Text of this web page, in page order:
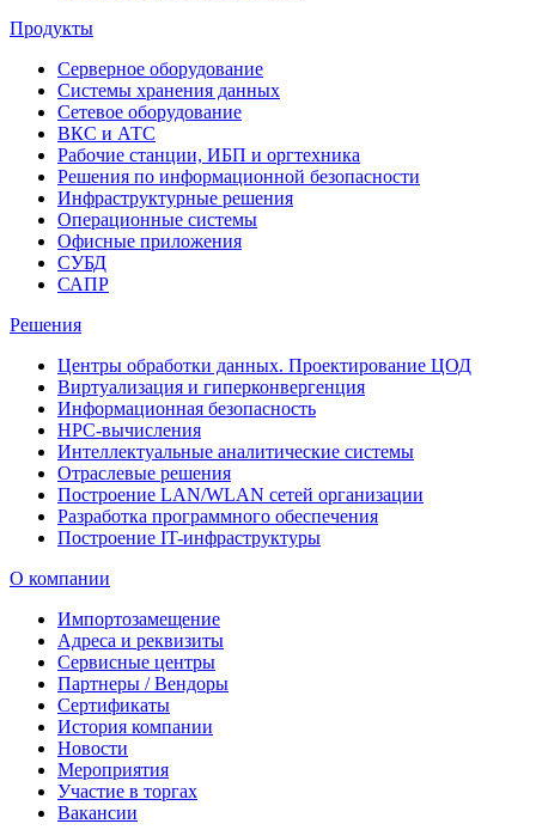
Продукты
Серверное оборудование
Системы хранения данных
Сетевое оборудование
ВКС и АТС
Рабочие станции, ИБП и оргтехника
Решения по информационной безопасности
Инфраструктурные решения
Операционные системы
Офисные приложения
СУБД
САПР
Решения
Центры обработки данных. Проектирование ЦОД
Виртуализация и гиперконвергенция
Информационная безопасность
HPC-вычисления
Интеллектуальные аналитические системы
Отраслевые решения
Построение LAN/WLAN сетей организации
Разработка программного обеспечения
Построение IT-инфраструктуры
О компании
Импортозамещение
Адреса и реквизиты
Сервисные центры
Партнеры / Вендоры
Сертификаты
История компании
Новости
Мероприятия
Участие в торгах
Вакансии